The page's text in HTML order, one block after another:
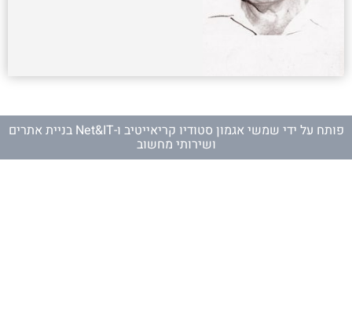
פותח על ידי שמשי אגמון סטודיו קריאייטיב ו- Net&IT בניית אתרים
ושירותי מחשוב